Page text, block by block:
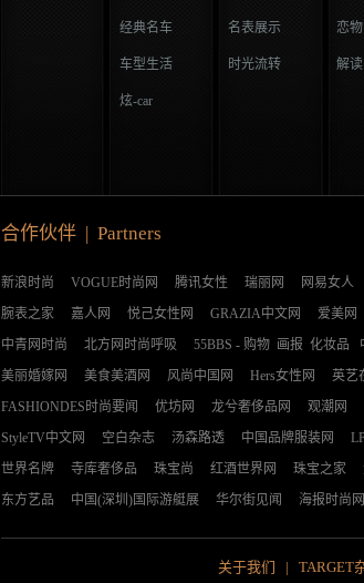
经典名车
车型生活
炫-car
名表展示
时光流转
恋物
解读
合作伙伴 | Partners
新浪时尚 VOGUE时尚网 腾讯女性 瑞丽网 网易女人
腕表之家
嘉人网 悦己女性网 GRAZIA中文网 爱美网
中青网时尚
北方网时尚呼吸 55BBS - 购物 画报 化妆品
美丽婚嫁网
美食美酒网 风尚中国网 Hers女性网 英艺
FASHIONDES时尚要闻
优坊网 龙兮奢侈品网 观潮网
StyleTV中文网
空白杂志 汤森路透 中国品牌服装网
世界名牌
寺库奢侈品 珠宝尚 红酒世界网 珠宝之家
东方艺品
中国(深圳)国际游艇展 华尔街见闻 海报时尚网
关于我们 | TARGET